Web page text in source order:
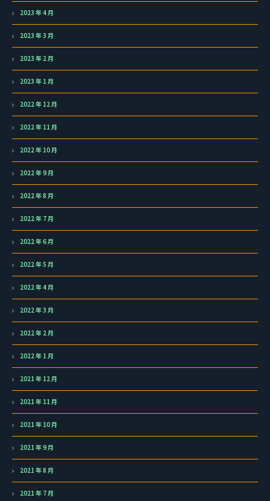
2023 年 4 月
2023 年 3 月
2023 年 2 月
2023 年 1 月
2022 年 12 月
2022 年 11 月
2022 年 10 月
2022 年 9 月
2022 年 8 月
2022 年 7 月
2022 年 6 月
2022 年 5 月
2022 年 4 月
2022 年 3 月
2022 年 2 月
2022 年 1 月
2021 年 12 月
2021 年 11 月
2021 年 10 月
2021 年 9 月
2021 年 8 月
2021 年 7 月